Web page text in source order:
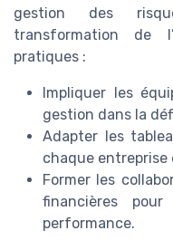
gestion des
transformation de
pratiques :
Impliquer les
gestion dans la
Adapter les
chaque entreprise
Former les
financières
performance.